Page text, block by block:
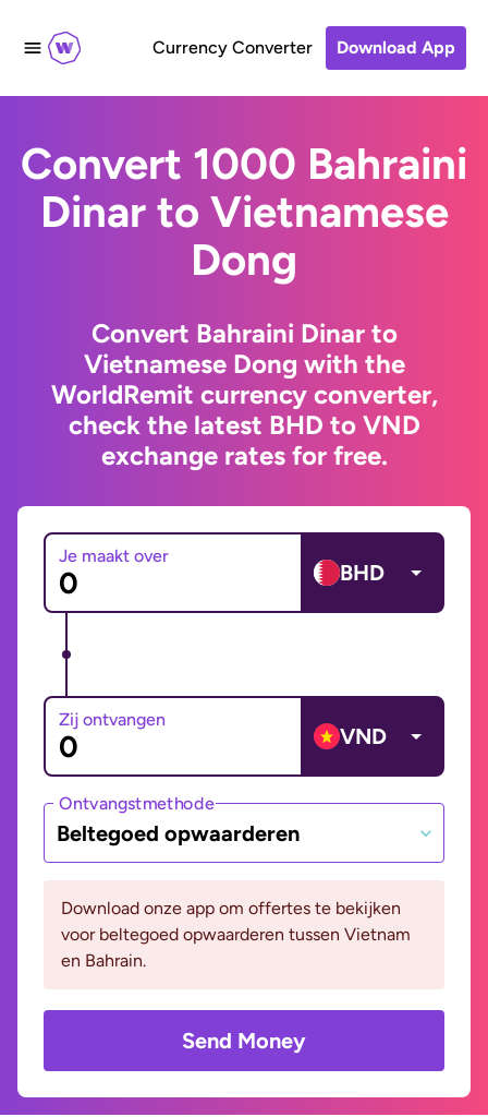
Currency Converter Download App
Convert 1000 Bahraini
Dinar to Vietnamese
Dong
Convert Bahraini Dinar to
Vietnamese Dong with the
WorldRemit currency converter,
check the latest BHD to VND
exchange rates for free.
Je maakt over
BHD
Zij ontvangen
VND
Ontvangstmethode
Beltegoed opwaarderen
Download onze app om offertes te bekijken
voor beltegoed opwaarderen tussen Vietnam
en Bahrain.
Send Money